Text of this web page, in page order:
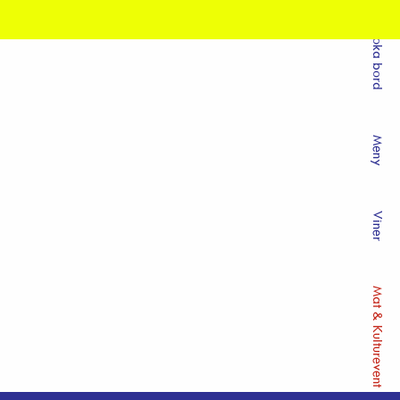
Boka bord
Meny
Viner
Mat & Kulturevent